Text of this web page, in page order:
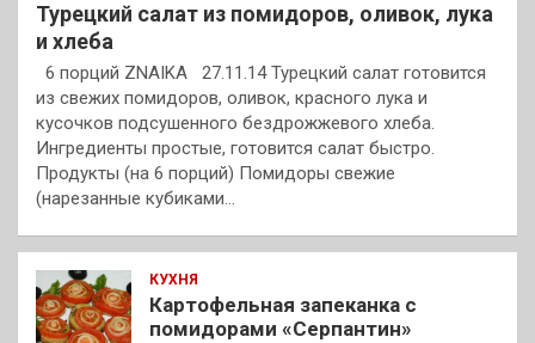
Турецкий салат из помидоров, оливок, лука
и хлеба
6 порций ZNAIKA 27.11.14 Турецкий салат готовится
из свежих помидоров, оливок, красного лука и
кусочков подсушенного бездрожжевого хлеба.
Ингредиенты простые, готовится салат быстро.
Продукты (на 6 порций) Помидоры свежие
(нарезанные кубиками…
КУХНЯ
Картофельная запеканка с
помидорами «Серпантин»